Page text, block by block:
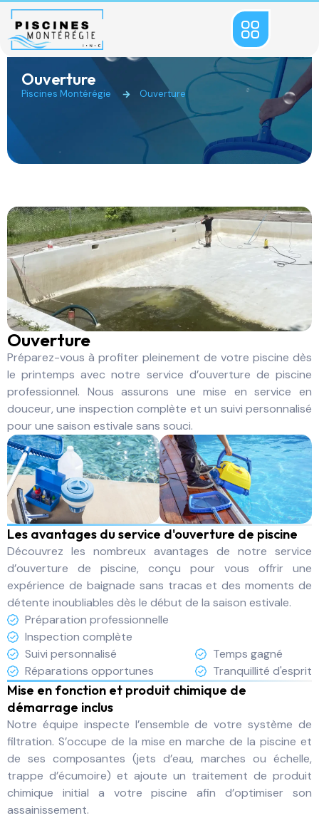
Ouverture
Piscines Montérégie Ouverture
Ouverture
Préparez-vous à profiter pleinement de votre piscine dès
le printemps avec notre service d’ouverture de piscine
professionnel. Nous assurons une mise en service en
douceur, une inspection complète et un suivi personnalisé
pour une saison estivale sans souci.
Les avantages du service d'ouverture de piscine
Découvrez les nombreux avantages de notre service
d’ouverture de piscine, conçu pour vous offrir une
expérience de baignade sans tracas et des moments de
détente inoubliables dès le début de la saison estivale.
Préparation professionnelle
Inspection complète
Suivi personnalisé
Réparations opportunes
Temps gagné
Tranquillité d'esprit
Mise en fonction et produit chimique de
démarrage inclus
Notre équipe inspecte l’ensemble de votre système de
filtration. S’occupe de la mise en marche de la piscine et
de ses composantes (jets d’eau, marches ou échelle,
trappe d’écumoire) et ajoute un traitement de produit
chimique initial a votre piscine afin d’optimiser son
assainissement.